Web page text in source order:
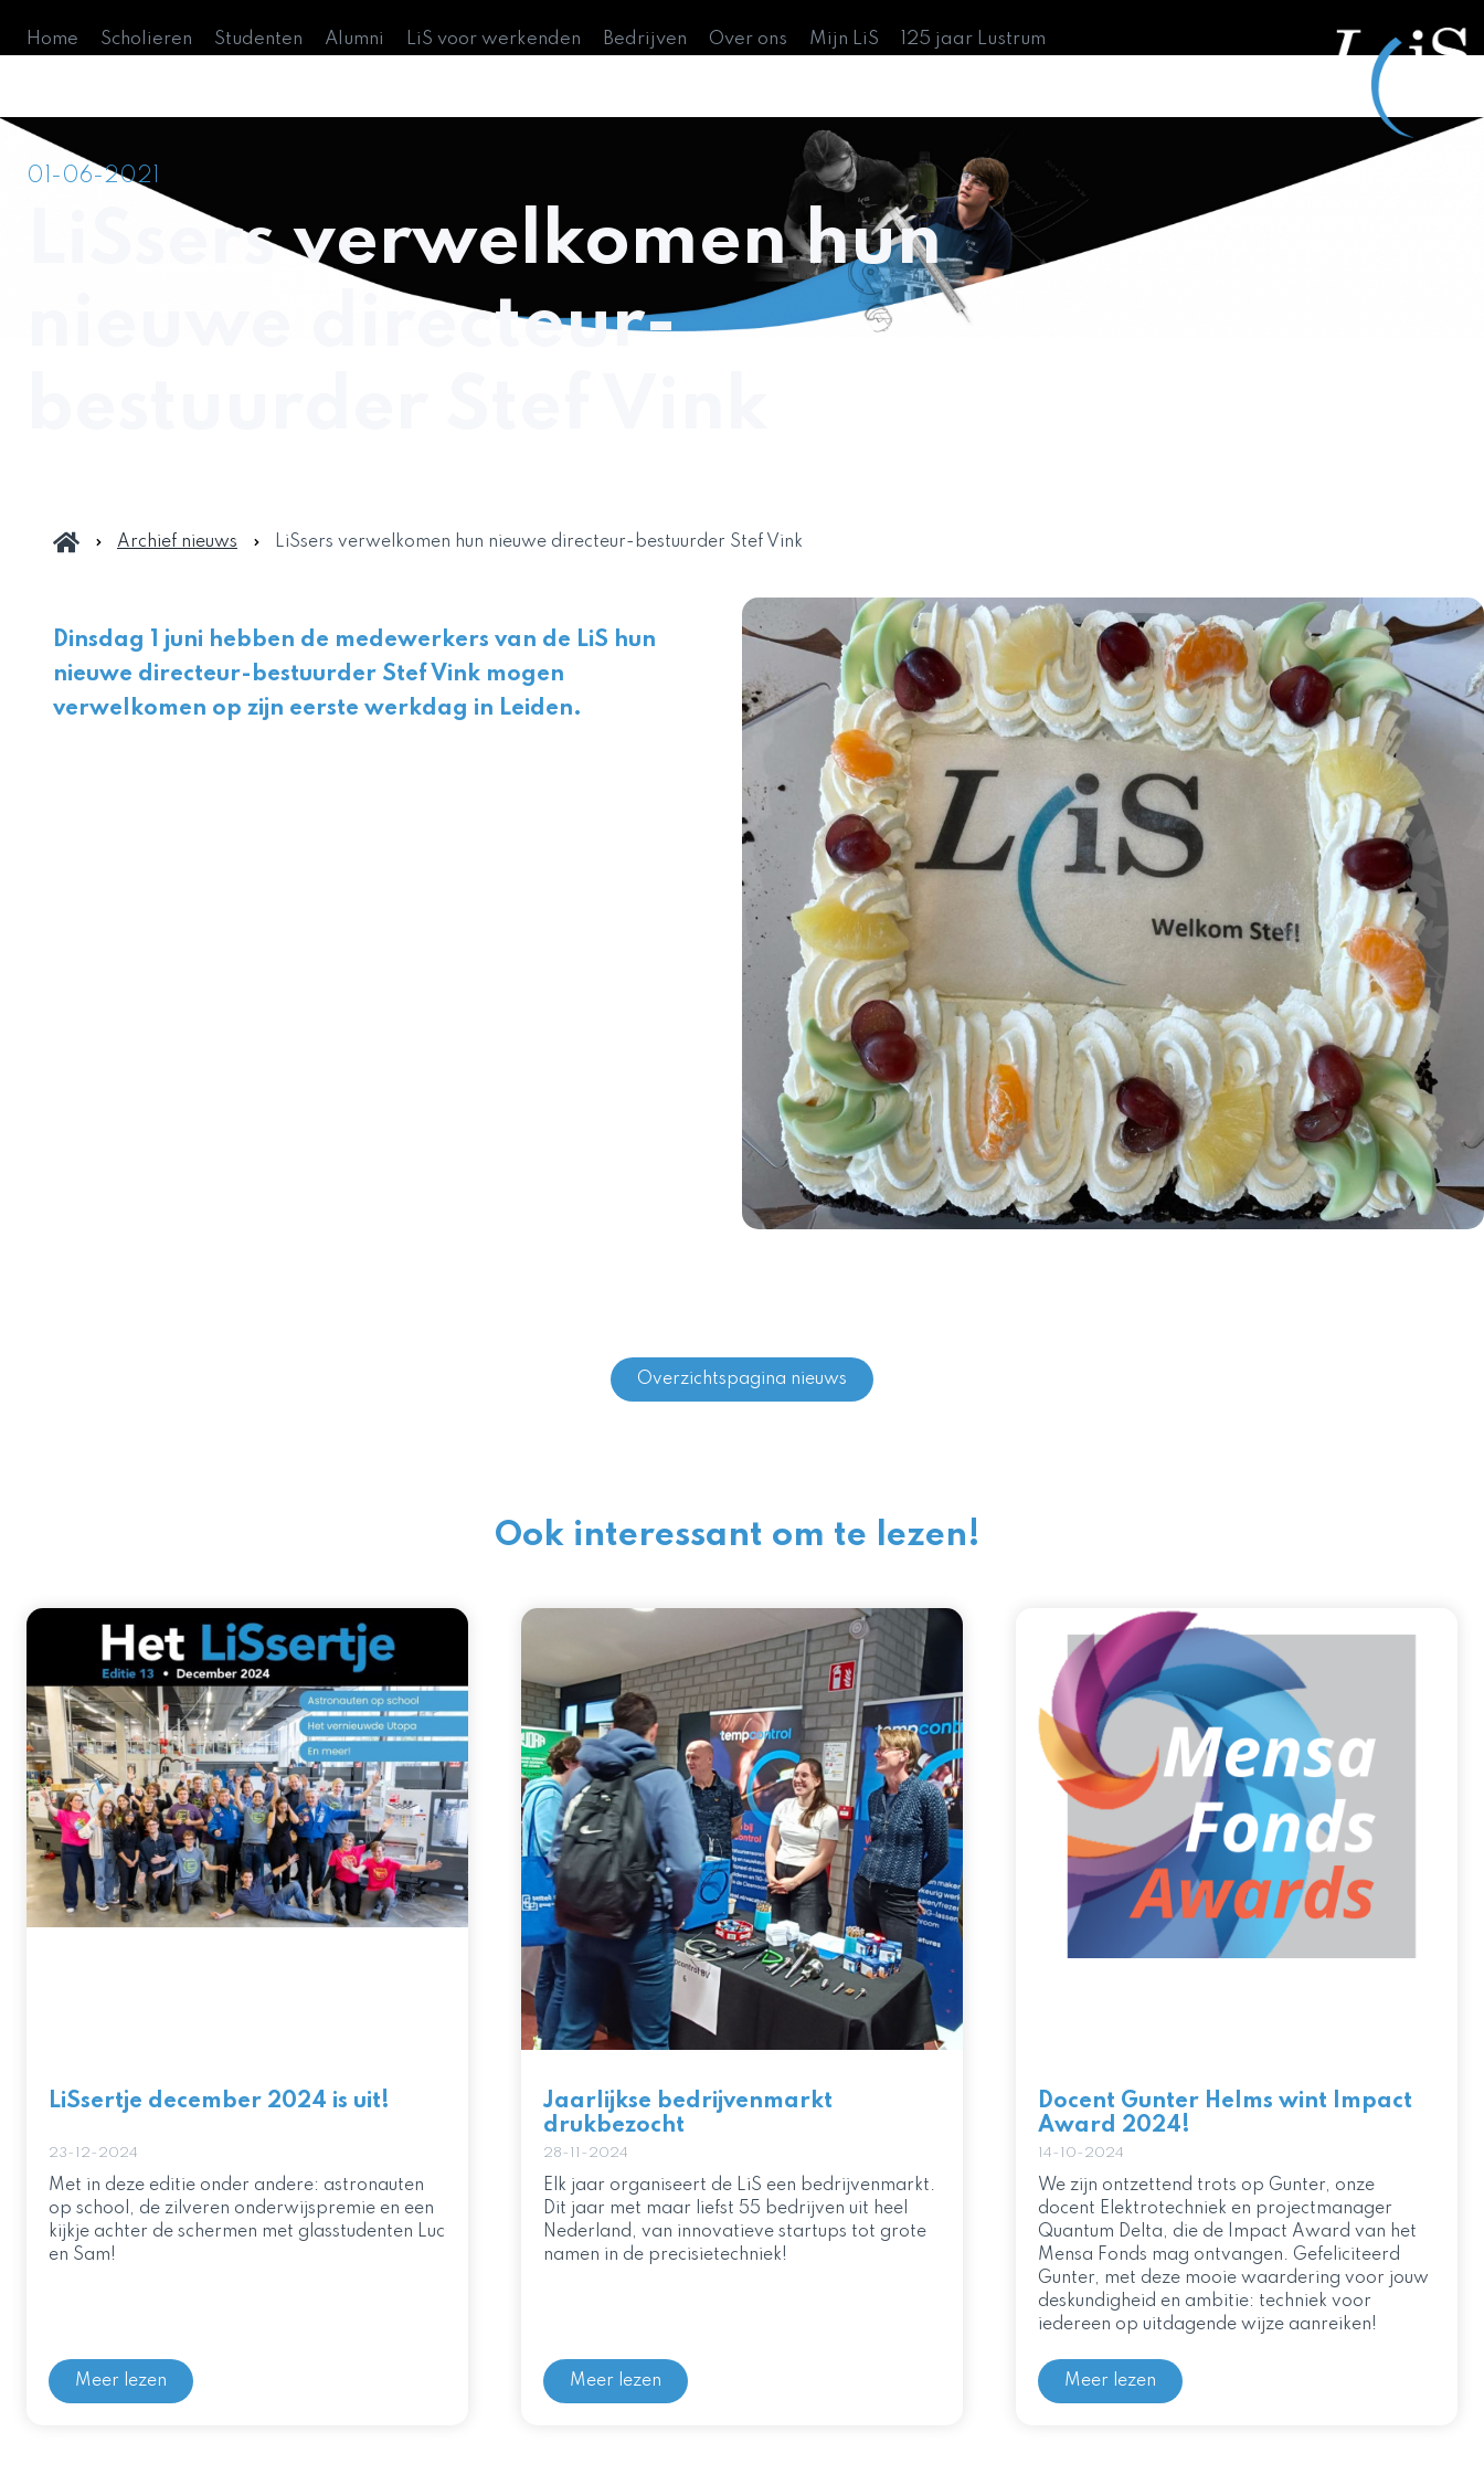
Home Scholieren Studenten Alumni LiS voor werkenden Bedrijven Over ons Mijn LiS 125 jaar Lustrum
01-06-2021
LiSsers verwelkomen hun
nieuwe directeur-
Archief nieuws LiSsers verwelkomen hun nieuwe directeur-bestuurder Stef Vink
Dinsdag 1 juni hebben de medewerkers van de LiS hun
nieuwe directeur-bestuurder Stef Vink mogen
verwelkomen op zijn eerste werkdag in Leiden.
Overzichtspagina nieuws
Ook interessant om te lezen!
LiSsertje december 2024 is uit!
23-12-2024
Met in deze editie onder andere: astronauten
op school, de zilveren onderwijspremie en een
kijkje achter de schermen met glasstudenten Luc
en Sam!
Meer lezen
Jaarlijkse bedrijvenmarkt
drukbezocht
28-11-2024
Elk jaar organiseert de LiS een bedrijvenmarkt.
Dit jaar met maar liefst 55 bedrijven uit heel
Nederland, van innovatieve startups tot grote
namen in de precisietechniek!
Meer lezen
Docent Gunter Helms wint Impact
Award 2024!
14-10-2024
We zijn ontzettend trots op Gunter, onze
docent Elektrotechniek en projectmanager
Quantum Delta, die de Impact Award van het
Mensa Fonds mag ontvangen. Gefeliciteerd
Gunter, met deze mooie waardering voor jouw
deskundigheid en ambitie: techniek voor
iedereen op uitdagende wijze aanreiken!
Meer lezen